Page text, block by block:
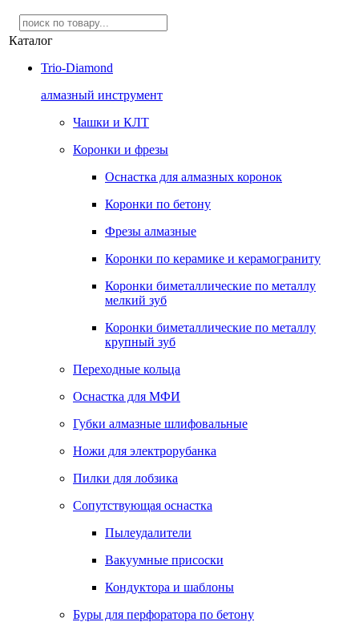
Каталог
Trio-Diamond
алмазный инструмент
Чашки и КЛТ
Коронки и фрезы
Оснастка для алмазных коронок
Коронки по бетону
Фрезы алмазные
Коронки по керамике и керамограниту
Коронки биметаллические по металлу
мелкий зуб
Коронки биметаллические по металлу
крупный зуб
Переходные кольца
Оснастка для МФИ
Губки алмазные шлифовальные
Ножи для электрорубанка
Пилки для лобзика
Сопутствующая оснастка
Пылеудалители
Вакуумные присоски
Кондуктора и шаблоны
Буры для перфоратора по бетону